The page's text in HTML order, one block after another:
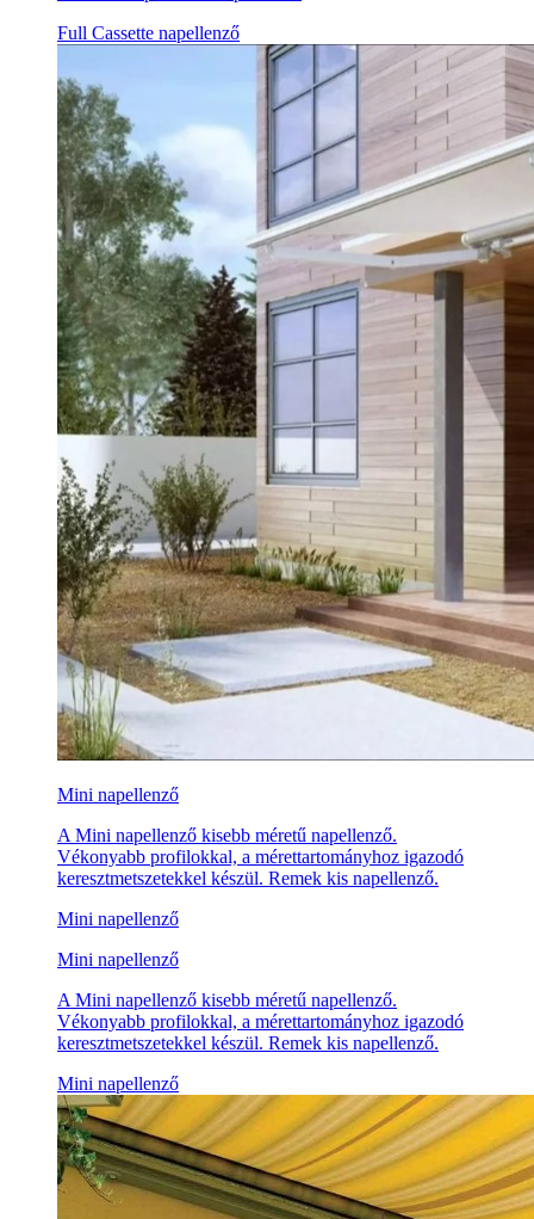
Full Cassette napellenző
Mini napellenző
A Mini napellenző kisebb méretű napellenző.
Vékonyabb profilokkal, a mérettartományhoz igazodó
keresztmetszetekkel készül. Remek kis napellenző.
Mini napellenző
Mini napellenző
A Mini napellenző kisebb méretű napellenző.
Vékonyabb profilokkal, a mérettartományhoz igazodó
keresztmetszetekkel készül. Remek kis napellenző.
Mini napellenző